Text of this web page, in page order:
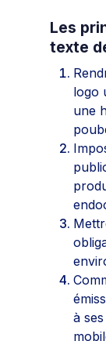
Les
texte
logo
une
à